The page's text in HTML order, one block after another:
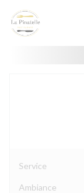
Personnalisation
Service
Ambiance